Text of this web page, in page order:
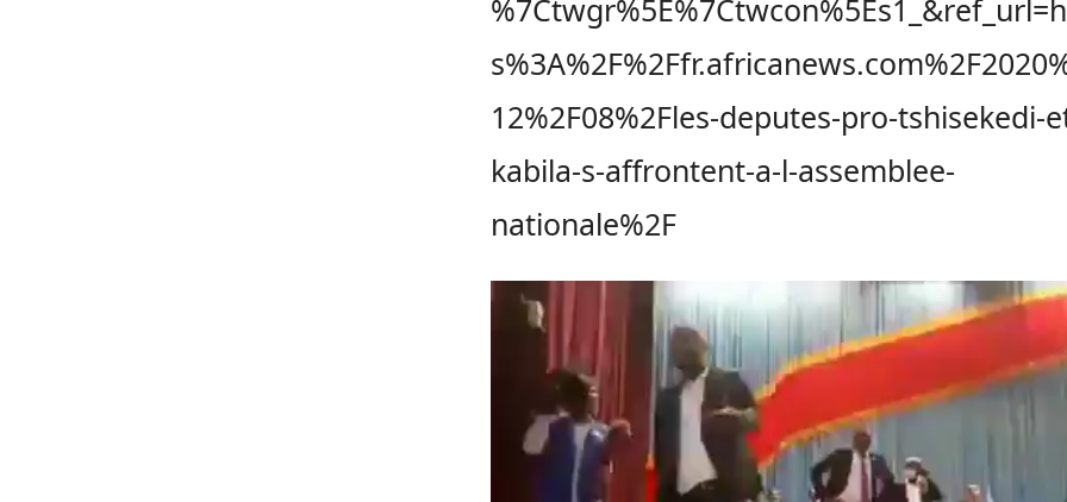
12%2F08%2Fles-deputes-pro-tshisekedi-
kabila-s-affrontent-a-l-assemblee-
nationale%2F